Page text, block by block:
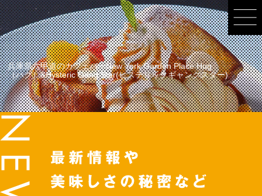
兵庫県六甲道のカフェバーNew York Garden Place Hug
（ハグ）&Hysteric Gang Star(ヒステリックギャングスター)